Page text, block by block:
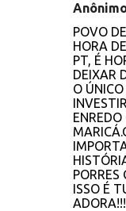
POVO
HORA
PT, É
DEIXAR
O
ISSO É